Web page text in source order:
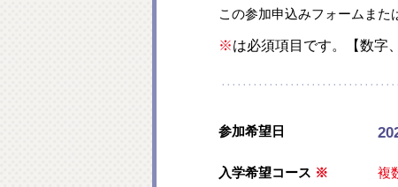
この参加申込みフォームまた
※は必須項目です。【数字
参加希望日
入学希望コース ※
複